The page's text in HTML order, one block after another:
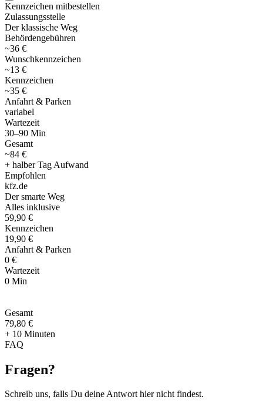
Kennzeichen mitbestellen
Zulassungsstelle
Der klassische Weg
Behördengebühren
~36 €
Wunschkennzeichen
~13 €
Kennzeichen
~35 €
Anfahrt & Parken
variabel
Wartezeit
30–90 Min
Gesamt
~84 €
+ halber Tag Aufwand
Empfohlen
kfz.de
Der smarte Weg
Alles inklusive
59,90 €
Kennzeichen
19,90 €
Anfahrt & Parken
0 €
Wartezeit
0 Min
Gesamt
79,80 €
+ 10 Minuten
FAQ
Fragen?
Schreib uns, falls Du deine Antwort hier nicht findest.